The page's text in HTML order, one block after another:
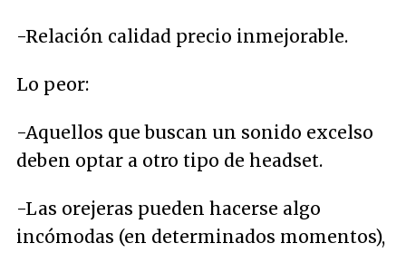
-Relación calidad precio inmejorable.
Lo peor:
-Aquellos que buscan un sonido excelso
deben optar a otro tipo de headset.
-Las orejeras pueden hacerse algo
incómodas (en determinados momentos),